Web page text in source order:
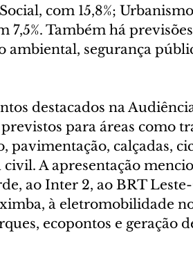
com 15,8%;
7,5%. Também há
ambiental, segurança
destacados na
para áreas como
pavimentação, calçadas,
civil. A apresentação
ao Inter 2, ao BRT
à eletromobilidade
ecopontos e geração